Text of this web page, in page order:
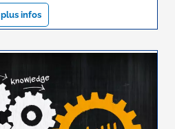
plus infos